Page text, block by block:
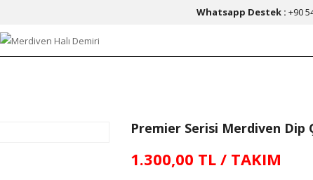
Whatsapp Destek : +90
Premier Serisi Merdiven Dip
1.300,00 TL / TAKIM